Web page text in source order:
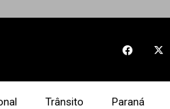
Trânsito Paraná